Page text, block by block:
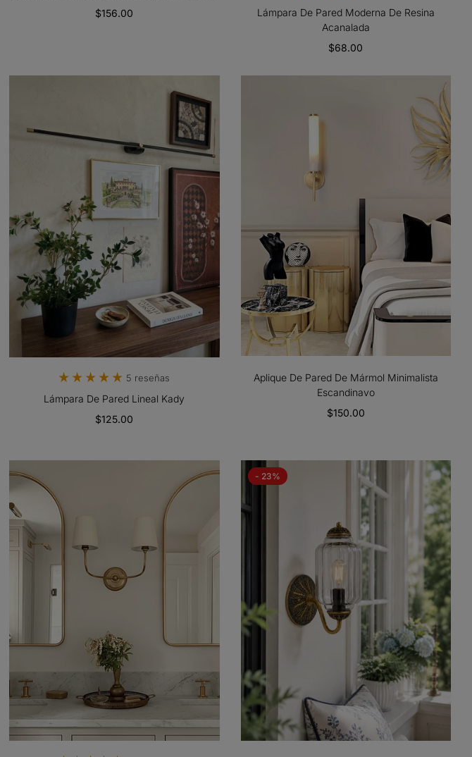
Con Base De Metal Para Sala De Estar.
$156.00
Lámpara De Pared Moderna De Resina
Acanalada
$68.00
5 reseñas
Lámpara De Pared Lineal Kady
$125.00
Aplique De Pared De Mármol Minimalista
Escandinavo
$150.00
- 23%